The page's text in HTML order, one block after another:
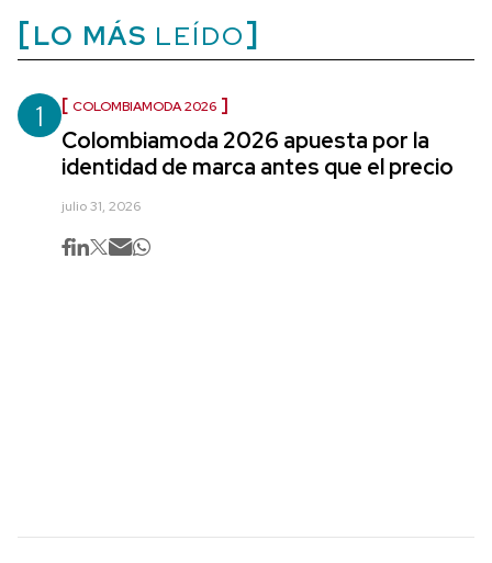
LO MÁS LEÍDO
1 COLOMBIAMODA 2026
Colombiamoda 2026 apuesta por la
identidad de marca antes que el precio
julio 31, 2026